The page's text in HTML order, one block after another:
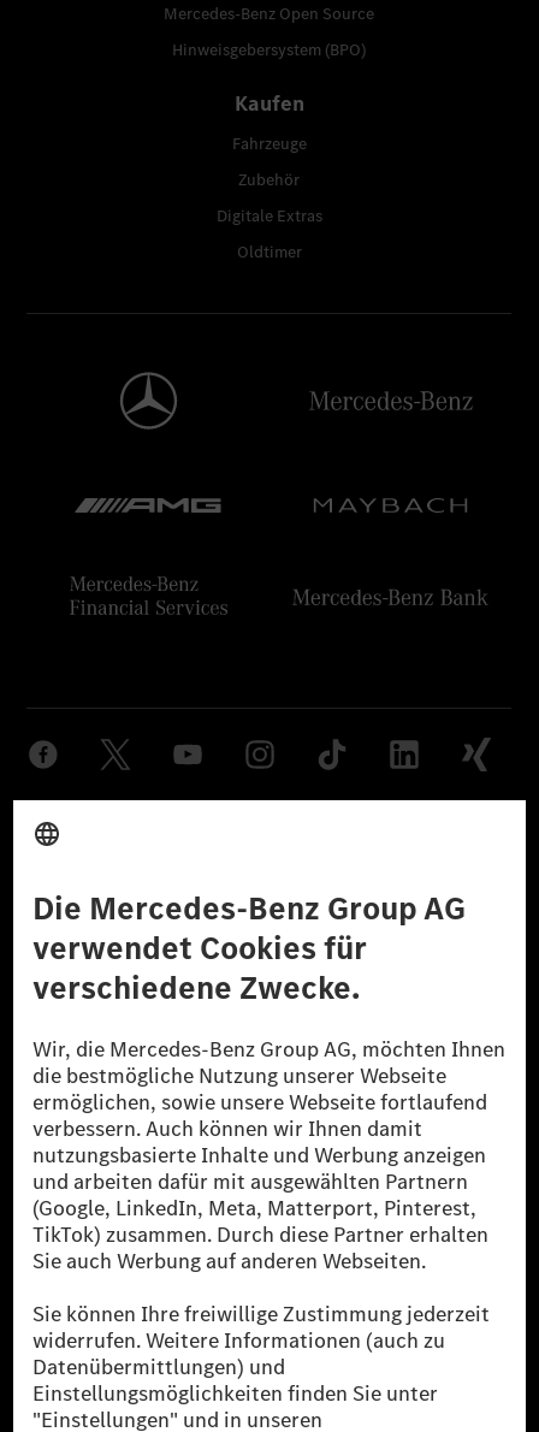
Mercedes-Benz Open Source
Hinweisgebersystem (BPO)
Kaufen
Fahrzeuge
Zubehör
Digitale Extras
Oldtimer
© 2026 Mercedes-Benz Group AG. Alle Rechte vorbehalten.
reduzierte CO₂-Emissionen bei der Mercedes-Benz Group durch
zertifizierte Ausgleichsprojekte kompensiert werden.
[2] Renewable Charging ist ein integraler Bestandteil von MB.CHARGE
Public in Europa, den USA, Kanada und China. Sofern an der jeweiligen
Ladestation noch kein Strom aus erneuerbaren Energien vorliegt,
verwendet Renewable Charging Grünstromzertifikate*. Diese stellen
sicher, dass für Ladevorgänge über MB.CHARGE Public eine äquivalente
Strommenge aus erneuerbaren Energien ins Stromnetz eingespeist wird.
Sie stammen ausschließlich aus Wind- und Solarkraftanlagen, die jünger
als sechs Jahre sind.
* Inkl. EKOenergy Ökolabel
* Die angegebenen Werte wurden nach dem vorgeschriebenen
Messverfahren WLTP (Worldwide harmonised Light vehicles Test
Procedure) ermittelt. Die angegebenen Spannweiten beziehen sich auf
den europäischen Markt. Der Energieverbrauch und der CO₂-Ausstoß
eines Pkw sind nicht nur von der effizienten Ausnutzung des Kraftstoffs
bzw. des Energieträgers durch den Pkw, sondern auch vom Fahrstil und
anderen nichttechnischen Faktoren abhängig.